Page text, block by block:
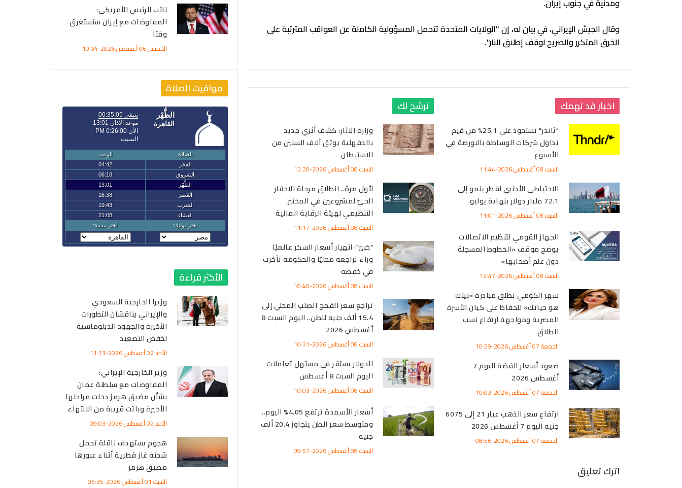
وقال الجيش الإيراني، في بيان له، إن "الولايات المتحدة تتحمل المسؤولية الكاملة عن العواقب المترتبة على
الخرق المتكرر والصريح لوقف إطلاق النار".
اخبار قد تهمك
"ثاندر" تستحوذ على 25.1% من قيم
تداول شركات الوساطة بالبورصة في
الأسبوع
السبت 08 أغسطس 2026-11:44
الاحتياطي الأجنبي لقطر ينمو إلى
72.1 مليار دولار بنهاية يوليو
السبت 08 أغسطس 2026-11:01
الجهاز القومي لتنظيم الاتصالات
يوضح موقف «الخطوط المسجلة
دون علم أصحابها»
السبت 08 أغسطس 2026-12:47
سهر الكومي تطلق مبادرة «بيتك
هو حياتك» للحفاظ على كيان الأسرة
المصرية ومواجهة ارتفاع نسب
الطلاق
الجمعة 07 أغسطس 2026-10:59
صعود أسعار الفضة اليوم 7
أغسطس 2026
الجمعة 07 أغسطس 2026-10:03
ارتفاع سعر الذهب عيار 21 إلى 6075
جنيه اليوم 7 أغسطس 2026
الجمعة 07 أغسطس 2026-08:56
نرشح لك
وزارة الآثار: كشف أثري جديد
بالدقهلية يوثق آلاف السنين من
الاستيطان
السبت 08 أغسطس 2026-12:20
لأول مرة.. انطلاق مرحلة الاختبار
الحيّ لمشروعين في المختبر
التنظيمي لهيئة الرقابة المالية
السبت 08 أغسطس 2026-11:17
"خبير": انهيار أسعار السكر عالميًا
وراء تراجعه محليًا والحكومة تأخرت
في خفضه
السبت 08 أغسطس 2026-10:40
تراجع سعر القمح الصلب المحلي إلى
15.4 ألف جنيه للطن.. اليوم السبت 8
أغسطس 2026
السبت 08 أغسطس 2026-10:31
الدولار يستقر في مستهل تعاملات
اليوم السبت 8 أغسطس
السبت 08 أغسطس 2026-10:03
أسعار الأسمدة ترتفع 4.05% اليوم..
ومتوسط سعر الطن يتجاوز 20.4 ألف
جنيه
السبت 08 أغسطس 2026-09:57
اترك تعليق
نائب الرئيس الأمريكي:
المفاوضات مع إيران ستستغرق
وقتا
الخميس 06 أغسطس 2026-10:04
مواقيت الصلاة
الأكثر قراءة
وزيرا الخارجية السعودي
والإيراني يناقشان التطورات
الأخيرة والجهود الدبلوماسية
لخفض التصعيد
الأحد 02 أغسطس 2026-11:13
وزير الخارجية الإيراني:
المفاوضات مع سلطنة عمان
بشأن مضيق هرمز دخلت مراحلها
الأخيرة وباتت قريبة من الانتهاء
الأحد 02 أغسطس 2026-09:03
هجوم يستهدف ناقلة تحمل
شحنة غاز قطرية أثناء عبورها
مضيق هرمز
السبت 01 أغسطس 2026-05:35